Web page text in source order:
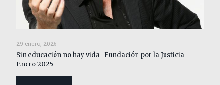
29 enero, 2025
Sin educación no hay vida- Fundación por la Justicia –
Enero 2025